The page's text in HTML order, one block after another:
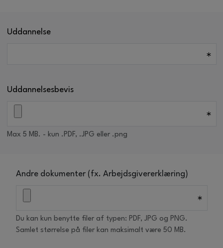
Uddannelse
Uddannelsesbevis
Max 5 MB. - kun .PDF, .JPG eller .png
Andre dokumenter (fx. Arbejdsgivererklæring)
Du kan kun benytte filer af typen: PDF, JPG og PNG.
Samlet størrelse på filer kan maksimalt være 50 MB.